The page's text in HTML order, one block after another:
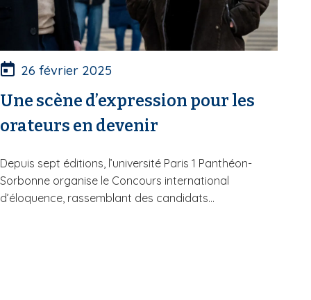
26 février 2025
Une scène d’expression pour les
orateurs en devenir
Depuis sept éditions, l’université Paris 1 Panthéon-
Sorbonne organise le Concours international
d’éloquence, rassemblant des candidats...